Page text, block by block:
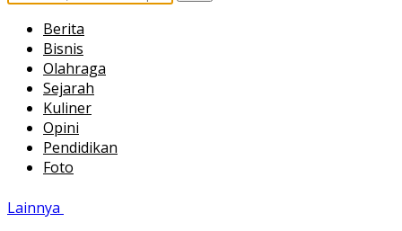
Berita
Bisnis
Olahraga
Sejarah
Kuliner
Opini
Pendidikan
Foto
Lainnya